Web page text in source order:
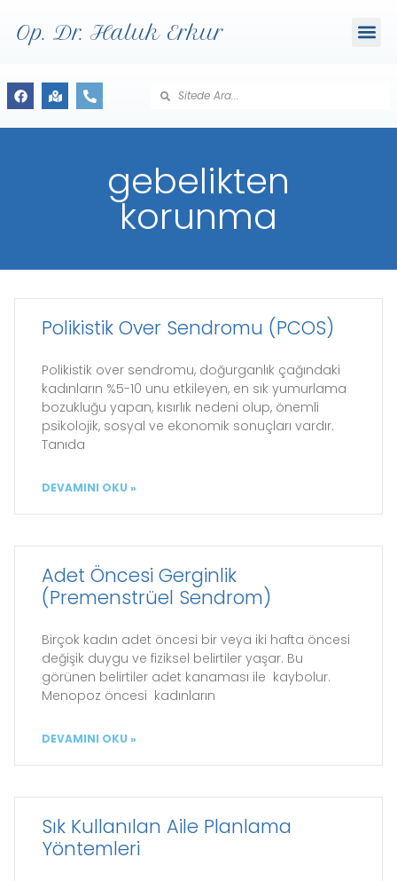
Op. Dr. Haluk Erkur
gebelikten
korunma
Polikistik Over Sendromu (PCOS)
Polikistik over sendromu, doğurganlık çağındaki
kadınların %5-10 unu etkileyen, en sık yumurlama
bozukluğu yapan, kısırlık nedeni olup, önemli
psikolojik, sosyal ve ekonomik sonuçları vardır.
Tanıda
DEVAMINI OKU »
Adet Öncesi Gerginlik
(Premenstrüel Sendrom)
Birçok kadın adet öncesi bir veya iki hafta öncesi
değişik duygu ve fiziksel belirtiler yaşar. Bu
görünen belirtiler adet kanaması ile kaybolur.
Menopoz öncesi kadınların
DEVAMINI OKU »
Sık Kullanılan Aile Planlama
Yöntemleri